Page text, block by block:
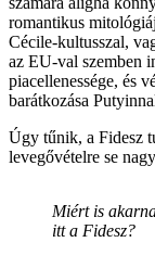
romantikus
Cécile-kultusszal,
az EU-val szemben
piacellenessége, és
barátkozása
Úgy tűnik, a Fidesz
levegővételre se
Miért is
itt a Fidesz?